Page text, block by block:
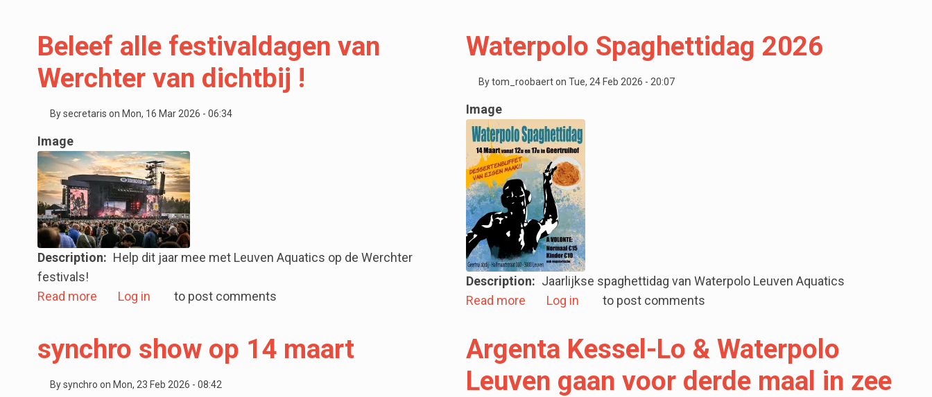
Beleef alle festivaldagen van
Werchter van dichtbij !
Bysecretaris on Mon, 16 Mar 2026 - 06:34
Image
Description
Help dit jaar mee met Leuven Aquatics op de Werchter
festivals!
Read more about Beleef alle festivaldagen van Werchter van dichtbij !
Log in to post comments
Waterpolo Spaghettidag 2026
Bytom_roobaerton Tue, 24 Feb 2026 - 20:07
Image
Description
Jaarlijkse spaghettidag van Waterpolo Leuven Aquatics
Read more about Waterpolo Spaghettidag 2026
Log in to post comments
synchro show op 14 maart
Bysynchro on Mon, 23 Feb 2026 - 08:42
Argenta Kessel-Lo & Waterpolo
Leuven gaan voor derde maal in zee